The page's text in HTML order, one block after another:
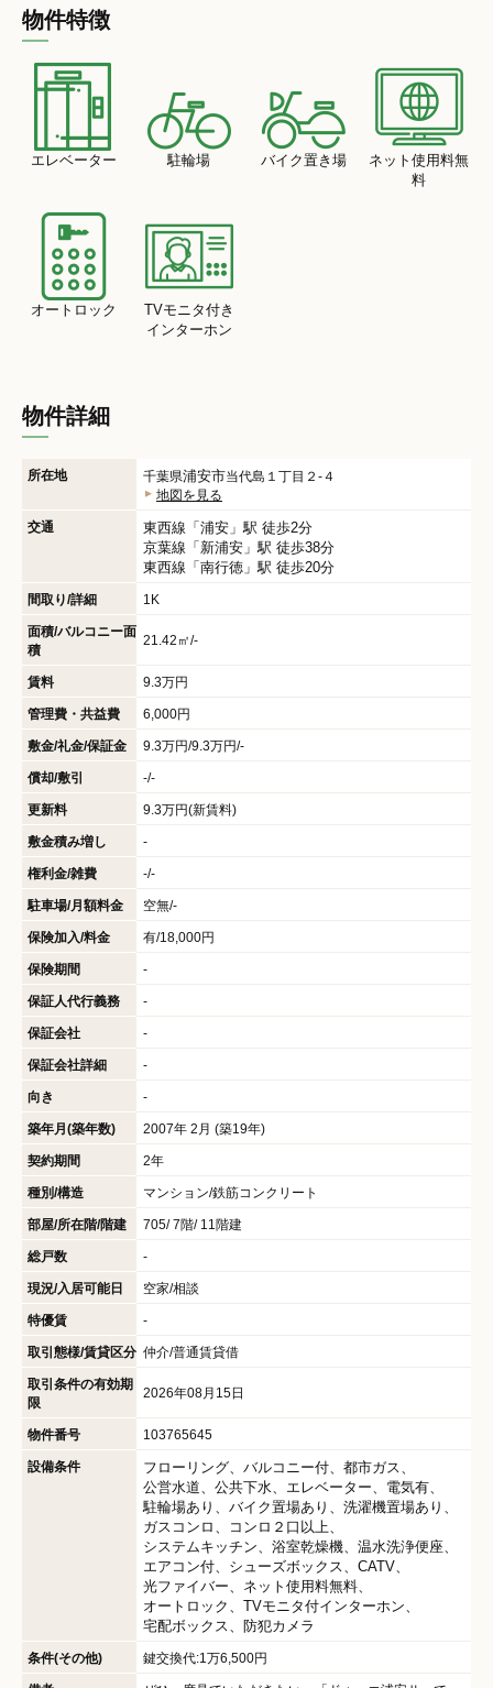
物件特徴
エレベーター 駐輪場 バイク置き場
ネット使用料無
料
オートロック
TVモニタ付き
インターホン
物件詳細
所在地 千葉県浦安市当代島１丁目２-４
地図を見る
交通 東西線 「浦安 」駅 徒歩2分
京葉線 「新浦安 」駅 徒歩38分
東西線 「南行徳 」駅 徒歩20分
間取り/詳細 1K
面積/バルコニー面
積
21.42㎡/-
賃料 9.3万円
管理費・共益費 6,000円
敷金/礼金/保証金 9.3万円/9.3万円/-
償却/敷引 -/-
更新料 9.3万円(新賃料)
敷金積み増し -
権利金/雑費 -/-
駐車場/月額料金 空無/-
保険加入/料金 有/18,000円
保険期間 -
保証人代行義務 -
保証会社 -
保証会社詳細 -
向き -
築年月(築年数) 2007年 2月 (築19年)
契約期間 2年
種別/構造 マンション/鉄筋コンクリート
部屋/所在階/階建 705/ 7階/ 11階建
総戸数 -
現況/入居可能日 空家/相談
特優賃 -
取引態様/賃貸区分 仲介/普通賃貸借
取引条件の有効期
限
2026年08月15日
物件番号 103765645
設備条件 フローリング バルコニー付
都市ガス
公営水道
公共下水 エレベーター
電気有
駐輪場あり
バイク置場あり
洗濯機置場あり
ガスコンロ
コンロ２口以上
システムキッチン
浴室乾燥機
温水洗浄便座
エアコン付
シューズボックス
CATV
光ファイバー
ネット使用料無料
オートロック
TVモニタ付インターホン
宅配ボックス
防犯カメラ
条件(その他) 鍵交換代:1万6,500円